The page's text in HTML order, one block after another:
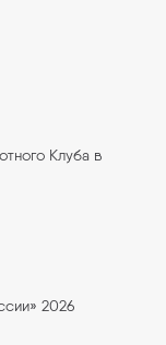
Клуба в
2026